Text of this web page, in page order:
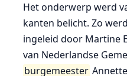
Het onderwerp werd
kanten belicht. Zo
ingeleid door Martine
van Nederlandse
burgemeester